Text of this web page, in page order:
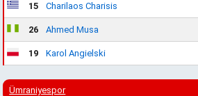
15 Charilaos Charisis
26 Ahmed Musa
19 Karol Angielski
Ümraniyespor